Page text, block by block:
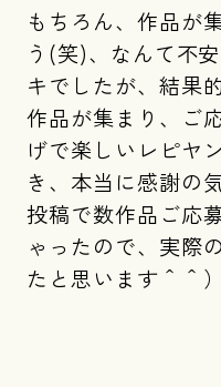
もちろん、作品が
う(笑)、なんて不
キでしたが、結果
作品が集まり、ご
げで楽しいレピヤ
き、本当に感謝の
投稿で数作品ご応
ゃったので、実際
たと思います＾＾）